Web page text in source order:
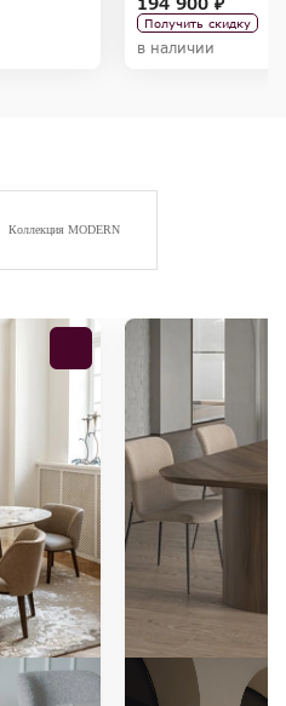
Получить скидку
в наличии
Коллекция MODERN